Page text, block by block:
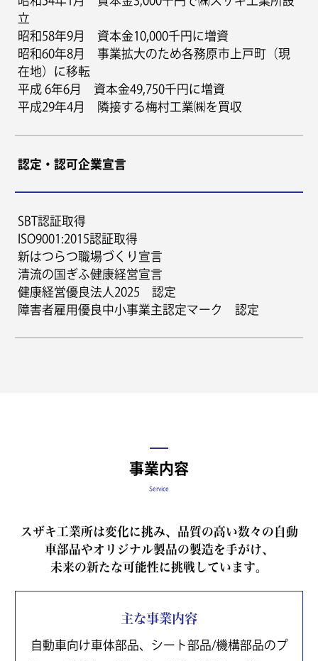
立
昭和58年9月 資本金10,000千円に増資
昭和60年8月 事業拡大のため各務原市上戸町（現
在地）に移転
平成 6年6月 資本金49,750千円に増資
平成29年4月 隣接する梅村工業㈱を買収
認定・認可企業宣言
SBT認証取得
ISO9001:2015認証取得
新はつらつ職場づくり宣言
清流の国ぎふ健康経営宣言
健康経営優良法人2025 認定
障害者雇用優良中小事業主認定マーク 認定
事業内容
Service
スザキ工業所は変化に挑み、品質の高い数々の自動
車部品やオリジナル製品の製造を手がけ、
未来の新たな可能性に挑戦しています。
主な事業内容
自動車向け車体部品、シート部品/機構部品のプ